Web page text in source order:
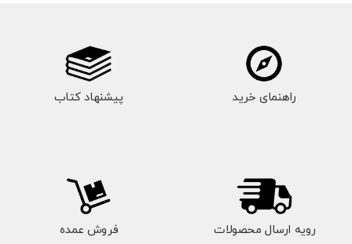
راهنمای خرید پیشنهاد کتاب
رویه ارسال محصولات فروش عمده